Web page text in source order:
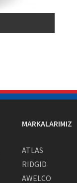
MARKALARIMIZ
ATLAS
RIDGID
AWELCO